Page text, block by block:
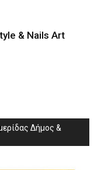
& Nails Art
Δήμος &